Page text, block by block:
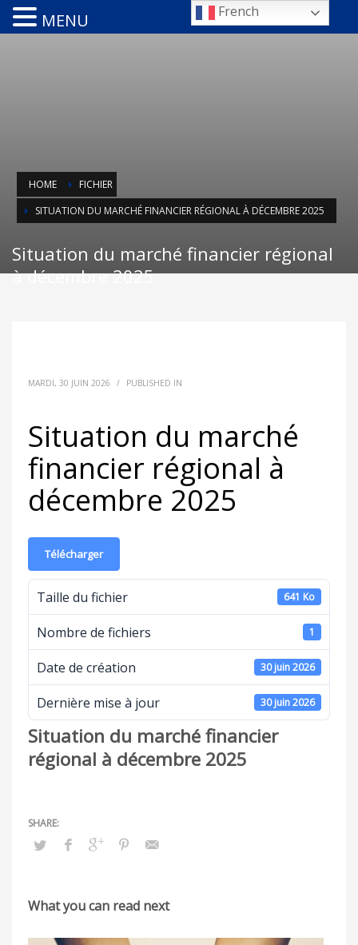
HOME
FICHIER
SITUATION DU MARCHÉ FINANCIER RÉGIONAL À DÉCEMBRE 2025
Situation du marché financier régional
à décembre 2025
MARDI, 30 JUIN 2026 / PUBLISHED IN
Situation du marché
financier régional à
décembre 2025
Télécharger
Taille du fichier 641 Ko
Nombre de fichiers 1
Date de création 30 juin 2026
Dernière mise à jour 30 juin 2026
Situation du marché financier
régional à décembre 2025
What you can read next
French
MENU